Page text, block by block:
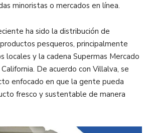
minoristas o mercados en línea.
ha sido la distribución de
pesqueros, principalmente
locales y la cadena Supermas Mercado
De acuerdo con Villalva, se
enfocado en que la gente pueda
fresco y sustentable de manera